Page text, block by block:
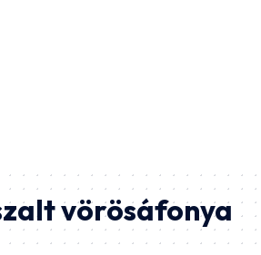
vörösáfonya